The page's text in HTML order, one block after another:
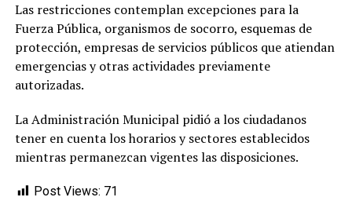
Las restricciones contemplan excepciones para la
Fuerza Pública, organismos de socorro, esquemas de
protección, empresas de servicios públicos que atiendan
emergencias y otras actividades previamente
autorizadas.
La Administración Municipal pidió a los ciudadanos
tener en cuenta los horarios y sectores establecidos
mientras permanezcan vigentes las disposiciones.
Post Views: 71